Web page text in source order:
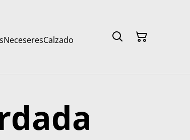
NeceseresCalzado